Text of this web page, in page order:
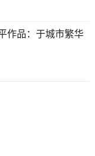
作品：于城市繁华